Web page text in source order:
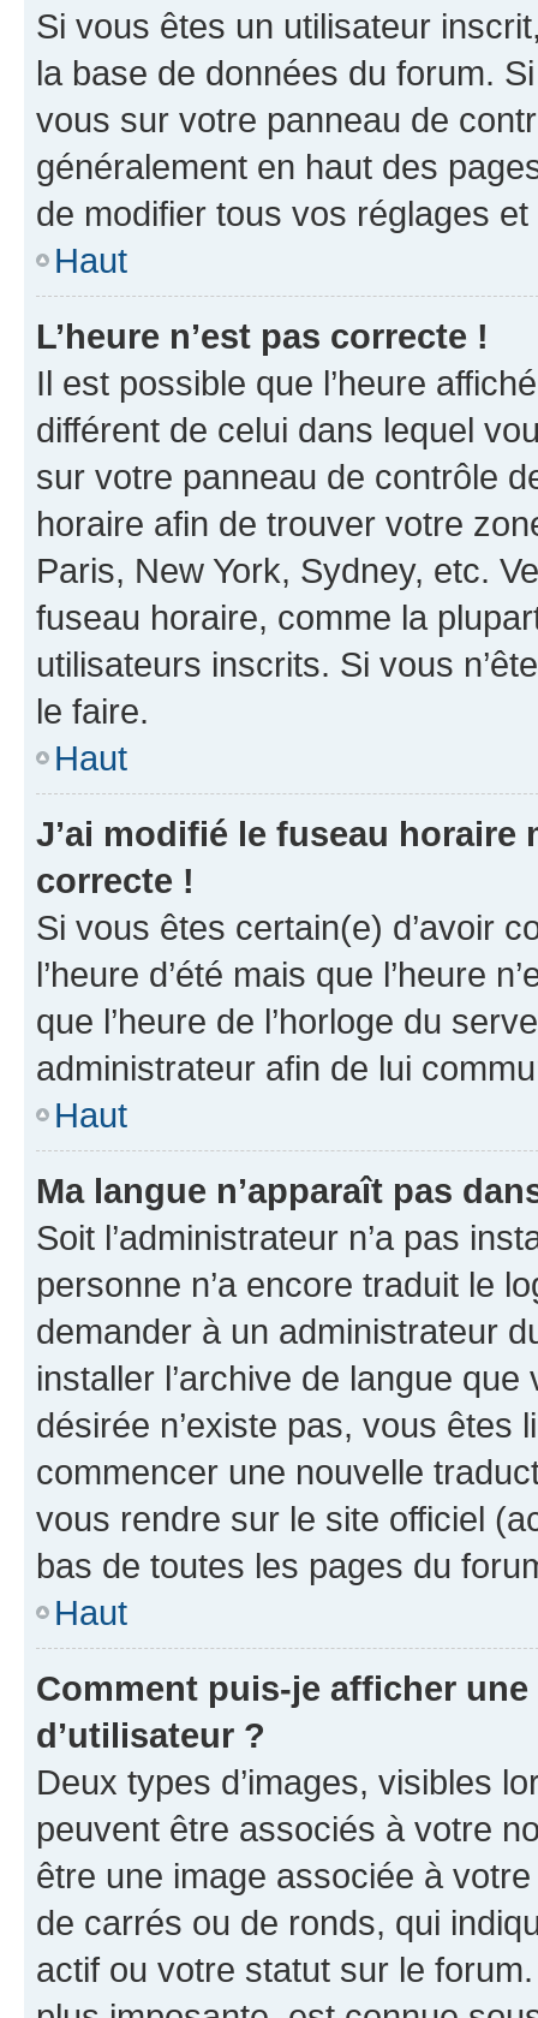
Si vous êtes un utilisateur
la base de données du forum.
vous sur votre panneau de
généralement en haut des
de modifier tous vos réglages
Haut
L’heure n’est pas correcte !
Il est possible que l’heure
différent de celui dans lequel
sur votre panneau de contrôle
horaire afin de trouver votre
Paris, New York, Sydney, etc.
fuseau horaire, comme la
utilisateurs inscrits. Si vous
le faire.
Haut
J’ai modifié le fuseau horaire
correcte !
Si vous êtes certain(e) d’avoir
l’heure d’été mais que l’heure
que l’heure de l’horloge du
administrateur afin de lui
Haut
Ma langue n’apparaît pas
Soit l’administrateur n’a pas
personne n’a encore traduit le
demander à un administrateur
installer l’archive de langue
désirée n’existe pas, vous êtes
commencer une nouvelle
vous rendre sur le site officiel
bas de toutes les pages du
Haut
Comment puis-je afficher
d’utilisateur ?
Deux types d’images, visibles
peuvent être associés à votre
être une image associée à
de carrés ou de ronds, qui
actif ou votre statut sur le